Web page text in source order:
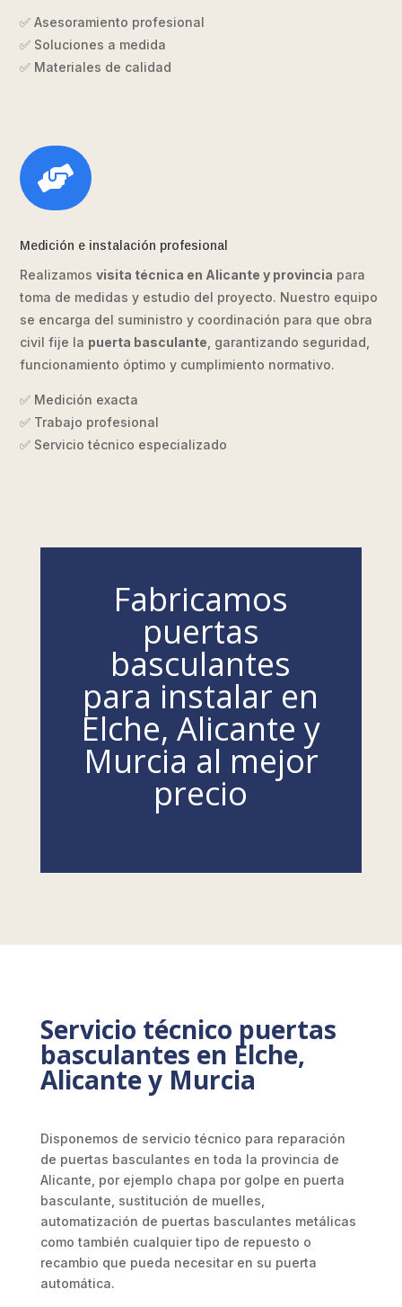
✅ Asesoramiento profesional
✅ Soluciones a medida
✅ Materiales de calidad

Medición e instalación profesional
Realizamosvisita técnica en Alicante y provincia para
toma de medidas y estudio del proyecto. Nuestro equipo
se encarga del suministro y coordinación para que obra
civil fije la puerta basculante , garantizando seguridad,
funcionamiento óptimo y cumplimiento normativo.
✅ Medición exacta
✅ Trabajo profesional
✅ Servicio técnico especializado
Fabricamos
puertas
basculantes
para instalar en
Elche, Alicante y
Murcia al mejor
precio
Servicio técnico puertas
basculantes en Elche,
Alicante y Murcia
Disponemos de servicio técnico para reparación
de puertas basculantes en toda la provincia de
Alicante, por ejemplo chapa por golpe en puerta
basculante, sustitución de muelles,
automatización de puertas basculantes metálicas
como también cualquier tipo de repuesto o
recambio que pueda necesitar en su puerta
automática.